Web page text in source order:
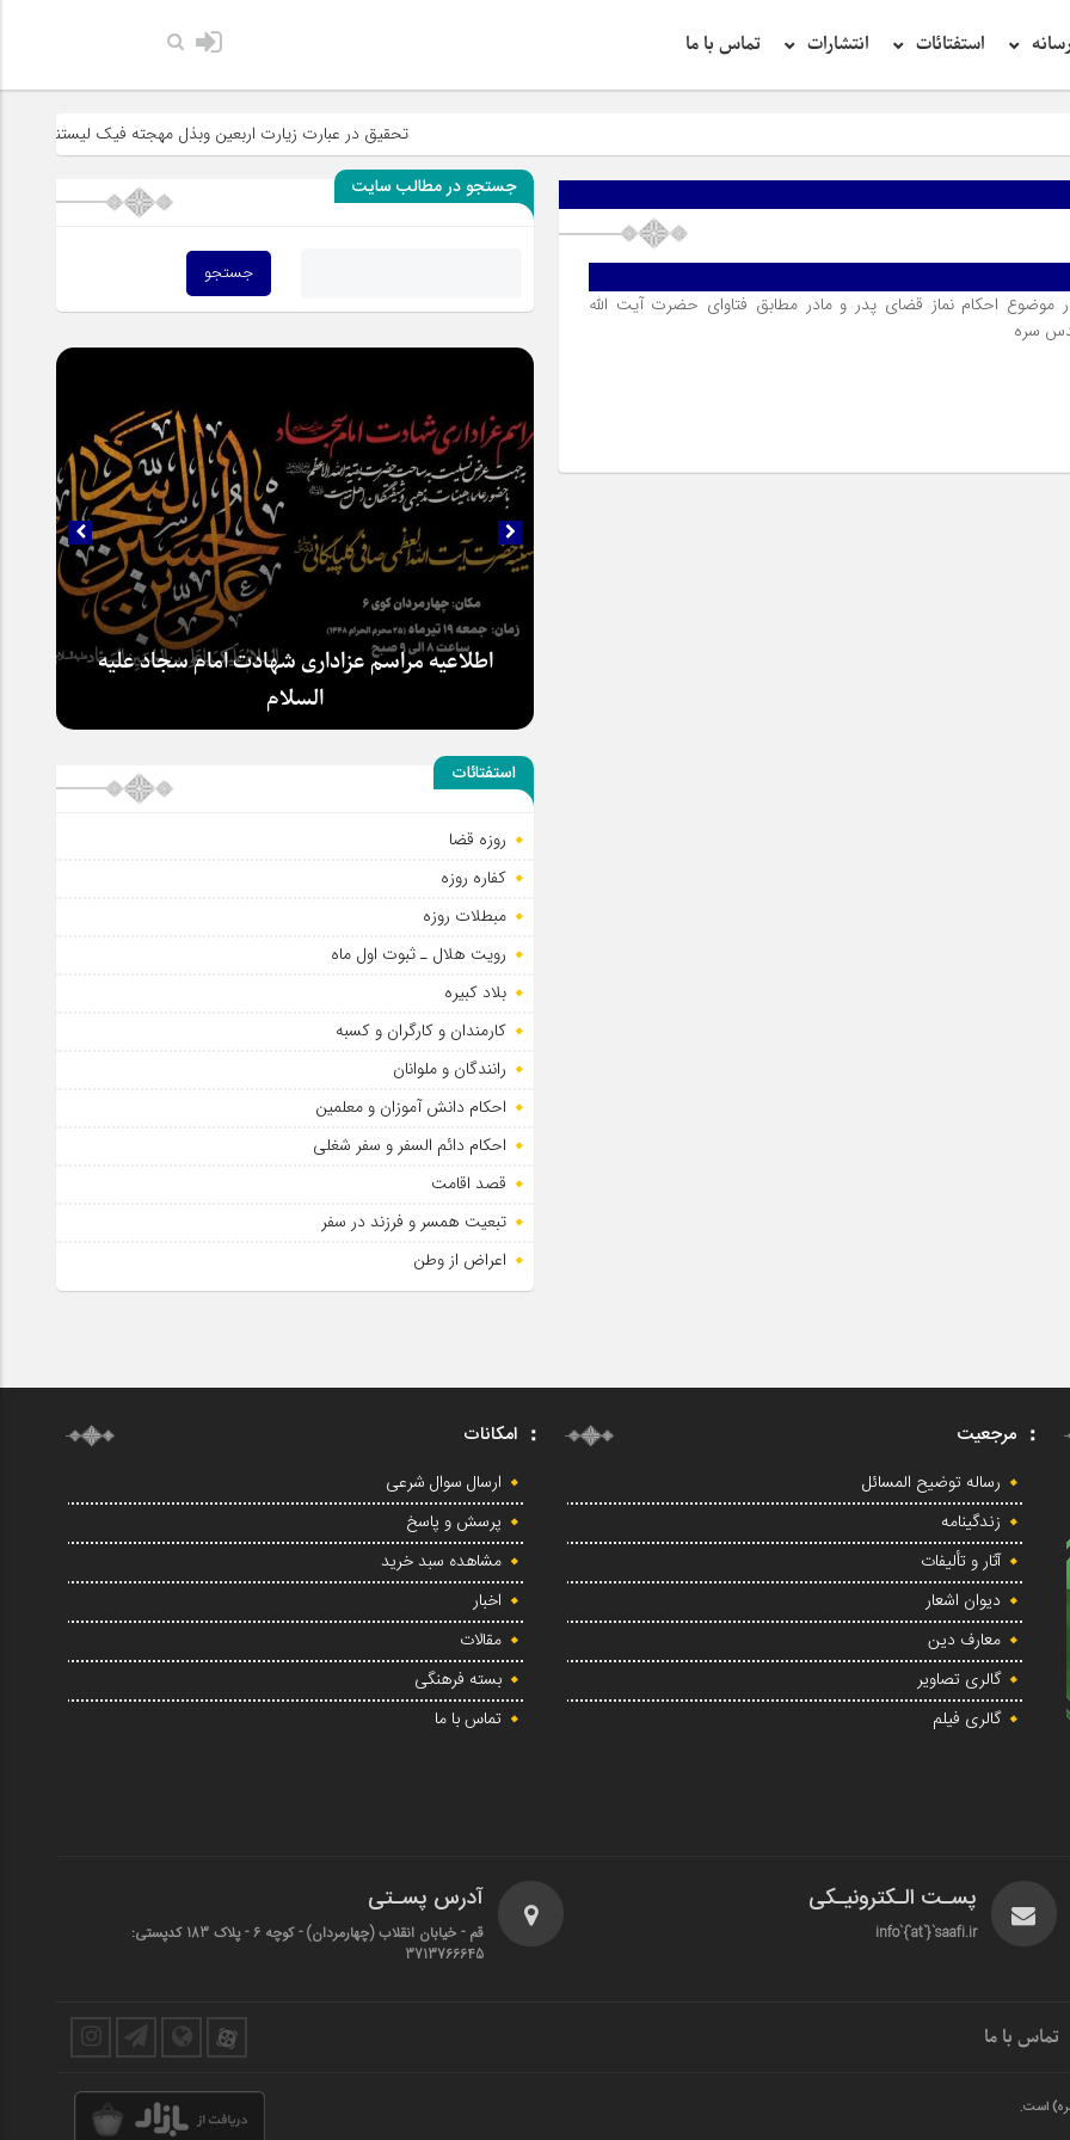
استفتائات انتشارات تماس با ما
تحقیق در عبارت زیارت اربعین وبذل مهجته فیک لیستنقذ عبادک من
احکام نماز قضاى پدر و مادر مطابق فتاوای حضرت آیت الله
سره
جستجو در مطالب سایت
اطلاعیه مراسم عزاداری شهادت امام سجاد علیه
السلام
استفتائات
روزه قضا
کفاره روزه
مبطلات روزه
رویت هلال ـ ثبوت اول ماه
بلاد کبیره
کارمندان و کارگران و کسبه
رانندگان و ملوانان
احکام دانش آموزان و معلمین
احکام دائم السفر و سفر شغلی
قصد اقامت
تبعیت همسر و فرزند در سفر
اعراض از وطن
مرجعیت
رساله توضیح المسائل
زندگینامه
آثار و تألیفات
دیوان اشعار
معارف دین
گالری تصاویر
گالری فیلم
امکانات
ارسال سوال شرعی
پرسش و پاسخ
مشاهده سبد خرید
اخبار
مقالات
بسته فرهنگی
تماس با ما
پسـت الـکترونیـکی
info`{`at`}`saafi.ir
آدرس پسـتی
قم - خیابان انقلاب (چهارمردان)‌ - کوچه 6 - پلاک 183 کدپستی:
3713766645
تماس با ما
است.